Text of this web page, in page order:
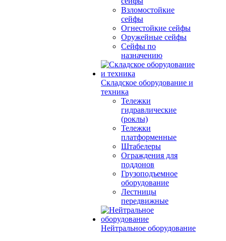
Взломостойкие
сейфы
Огнестойкие сейфы
Оружейные сейфы
Сейфы по
назначению
Складское оборудование и
техника
Тележки
гидравлические
(роклы)
Тележки
платформенные
Штабелеры
Ограждения для
поддонов
Грузоподъемное
оборудование
Лестницы
передвижные
Нейтральное оборудование